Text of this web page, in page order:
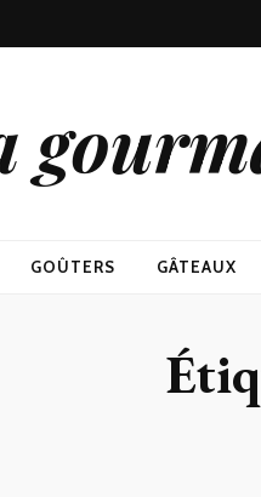
GOÛTERS GÂTEAUX